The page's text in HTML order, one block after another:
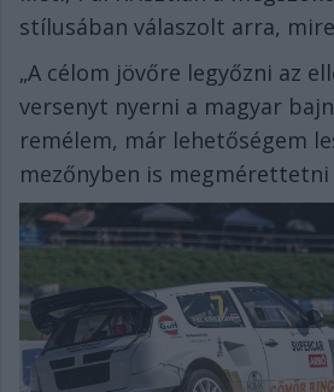
stílusában válaszolt arra,
„A célom jövőre legyőzni az
versenyt nyerni a magyar
remélem, már lehetőségem
mezőnyben is megmérettetni